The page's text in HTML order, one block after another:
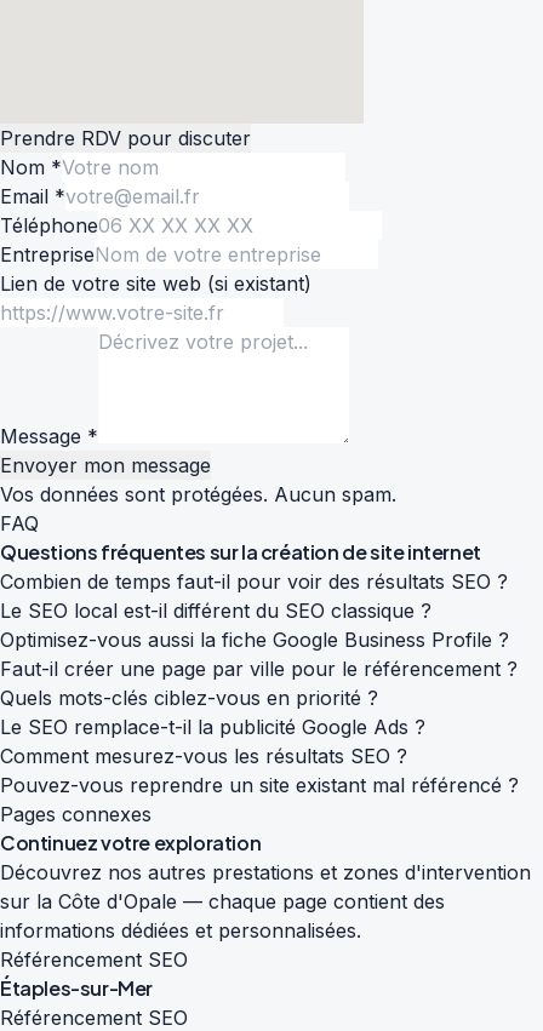
Prendre RDV pour discuter
Nom *
Email *
Téléphone
Entreprise
Lien de votre site web (si existant)
Message *
Envoyer mon message
Vos données sont protégées. Aucun spam.
FAQ
Questions fréquentes sur lacréation de site internet
Combien de temps faut-il pour voir des résultats SEO ?
Le SEO local est-il différent du SEO classique ?
Optimisez-vous aussi la fiche Google Business Profile ?
Faut-il créer une page par ville pour le référencement ?
Quels mots-clés ciblez-vous en priorité ?
Le SEO remplace-t-il la publicité Google Ads ?
Comment mesurez-vous les résultats SEO ?
Pouvez-vous reprendre un site existant mal référencé ?
Pages connexes
Continuez votre exploration
Découvrez nos autres prestations et zones d'intervention
sur la Côte d'Opale — chaque page contient des
informations dédiées et personnalisées.
Référencement SEO
Étaples-sur-Mer
Référencement SEO